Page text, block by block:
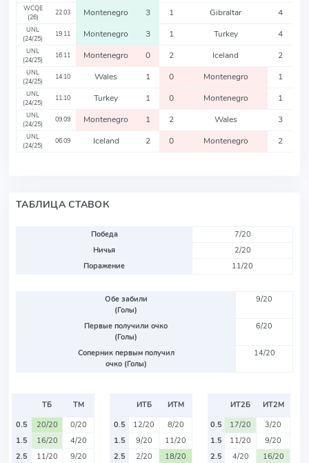
WCQE
(26)
22.03 Montenegro 3 1 Gibraltar 4
UNL
(24/25)
19.11 Montenegro 3 1 Turkey 4
UNL
(24/25)
16.11 Montenegro 0 2 Iceland 2
UNL
(24/25)
14.10 Wales 1 0 Montenegro 1
UNL
(24/25)
11.10 Turkey 1 0 Montenegro 1
UNL
(24/25)
09.09 Montenegro 1 2 Wales 3
UNL
(24/25)
06.09 Iceland 2 0 Montenegro 2
ТАБЛИЦА СТАВОК
Победа
7/20
Ничья
2/20
Поражение
11/20
Обе забили
(Голы)
9/20
Первые получили очко
(Голы)
6/20
Соперник первым получил
очко (Голы)
14/20
ТБ
ТМ
0.5
20/20
0/20
1.5
16/20
4/20
2.5
11/20
9/20
ИТБ
ИТМ
0.5
12/20
8/20
1.5
9/20
11/20
2.5
2/20
18/20
ИТ2Б
ИТ2М
0.5
17/20
3/20
1.5
11/20
9/20
2.5
4/20
16/20